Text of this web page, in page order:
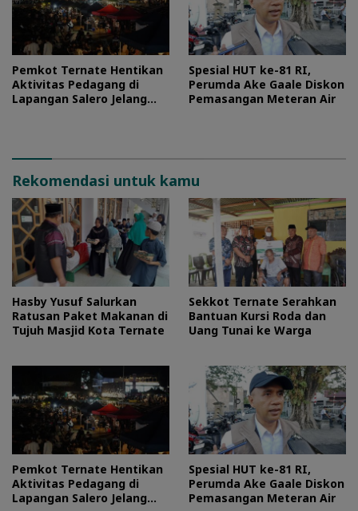
Pemkot Ternate Hentikan
Aktivitas Pedagang di
Lapangan Salero Jelang
Spesial HUT ke-81 RI,
Perumda Ake Gaale Diskon
Pemasangan Meteran Air
Rekomendasi untuk kamu
Hasby Yusuf Salurkan
Ratusan Paket Makanan di
Tujuh Masjid Kota Ternate
Sekkot Ternate Serahkan
Bantuan Kursi Roda dan
Uang Tunai ke Warga
Pemkot Ternate Hentikan
Aktivitas Pedagang di
Lapangan Salero Jelang
Spesial HUT ke-81 RI,
Perumda Ake Gaale Diskon
Pemasangan Meteran Air